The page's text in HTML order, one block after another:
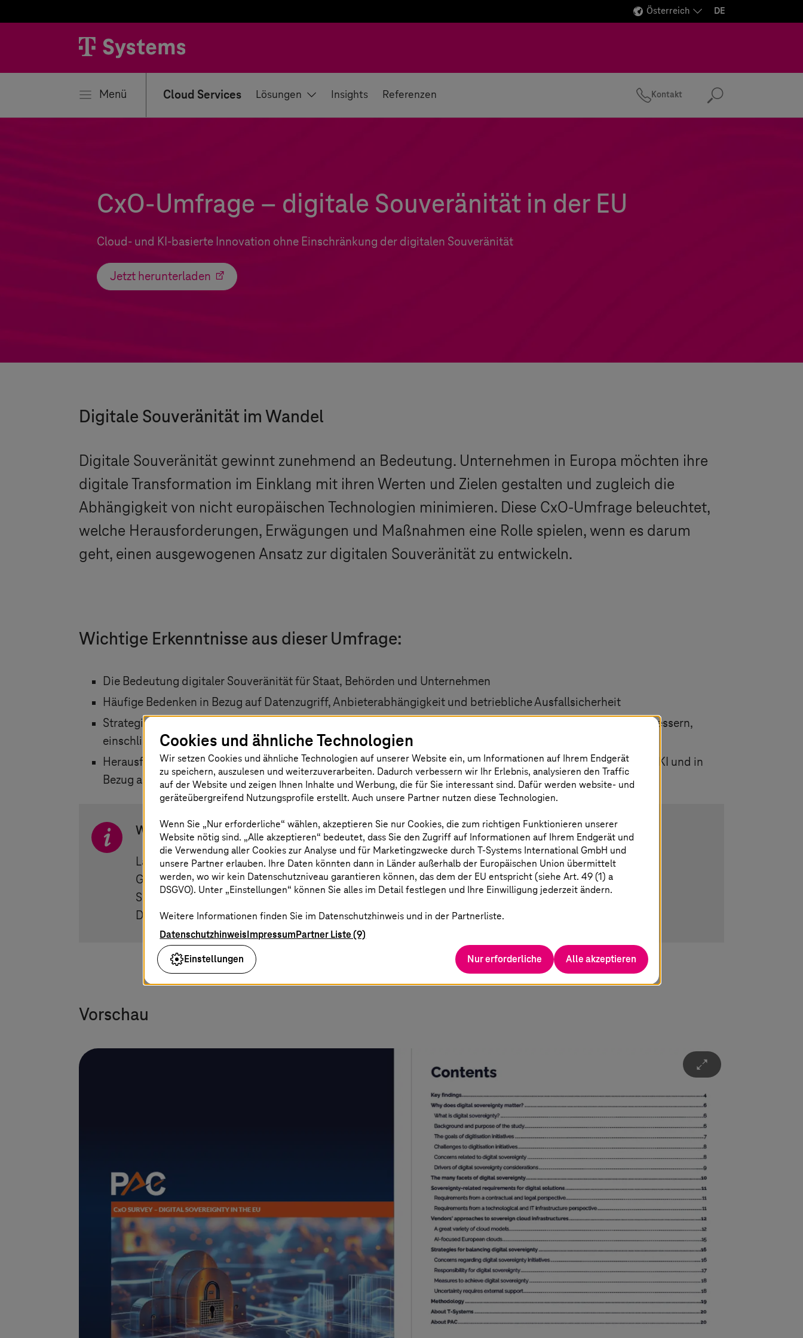
Österreich DE
Menü Cloud Services Lösungen Insights Referenzen Kontakt Suchen
CxO-Umfrage – digitale Souveränität in der EU
Cloud- und KI-basierte Innovation ohne Einschränkung der digitalen Souveränität
Jetzt herunterladen
Digitale Souveränität im Wandel
Digitale Souveränität gewinnt zunehmend an Bedeutung. Unternehmen in Europa möchten ihre
digitale Transformation im Einklang mit ihren Werten und Zielen gestalten und zugleich die
Abhängigkeit von nicht europäischen Technologien minimieren. Diese CxO-Umfrage beleuchtet,
welche Herausforderungen, Erwägungen und Maßnahmen eine Rolle spielen, wenn es darum
geht, einen ausgewogenen Ansatz zur digitalen Souveränität zu entwickeln.
Wichtige Erkenntnisse aus dieser Umfrage:
Die Bedeutung digitaler Souveränität für Staat, Behörden und Unternehmen
Häufige Bedenken in Bezug auf Datenzugriff, Anbieterabhängigkeit und betriebliche Ausfallsicherheit
Strategien und Maßnahmen, die Unternehmen und Behörden ergreifen können, um ihre Souveränität zu verbessern,
einschließlich IT-Infrastruktur, Software und KI
Herausforderungen europäischer Behörden und Unternehmen in sensiblen Branchen bei der Einführung von KI und in
Bezug auf die Abhängigkeit von Cloud-Diensten
Was Sie bekommen
Länge: 20 Seiten
Geschätzte Lesezeit: 30 Min.
Sprache: Englisch
Download: Kostenloser Inhalt bei Registrierung
Vorschau
Ü
Cookies und ähnliche Technologien
Wir setzen Cookies und ähnliche Technologien auf unserer Website ein, um Informationen auf Ihrem Endgerät
zu speichern, auszulesen und weiterzuverarbeiten. Dadurch verbessern wir Ihr Erlebnis, analysieren den Traffic
auf der Website und zeigen Ihnen Inhalte und Werbung, die für Sie interessant sind. Dafür werden website- und
geräteübergreifend Nutzungsprofile erstellt. Auch unsere Partner nutzen diese Technologien.
Wenn Sie „Nur erforderliche“ wählen, akzeptieren Sie nur Cookies, die zum richtigen Funktionieren unserer
Website nötig sind. „Alle akzeptieren“ bedeutet, dass Sie den Zugriff auf Informationen auf Ihrem Endgerät und
die Verwendung aller Cookies zur Analyse und für Marketingzwecke durchT-Systems International GmbH und
unsere Partner erlauben. Ihre Daten könnten dann in Länder außerhalb der Europäischen Union übermittelt
werden, wo wir kein Datenschutzniveau garantieren können, das dem der EU entspricht (siehe Art. 49 (1) a
DSGVO). Unter „Einstellungen“ können Sie alles im Detail festlegen und Ihre Einwilligung jederzeit ändern.
Weitere Informationen finden Sie im Datenschutzhinweis und in der Partnerliste.
DatenschutzhinweisImpressumPartner Liste (9)
Einstellungen
Nur erforderliche Alle akzeptieren